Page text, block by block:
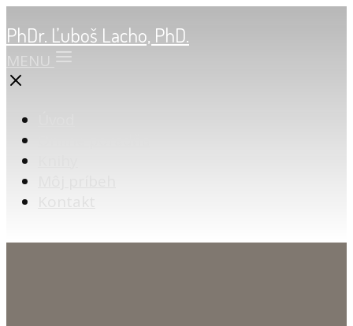
PhDr. Ľuboš Lacho, PhD.
MENU